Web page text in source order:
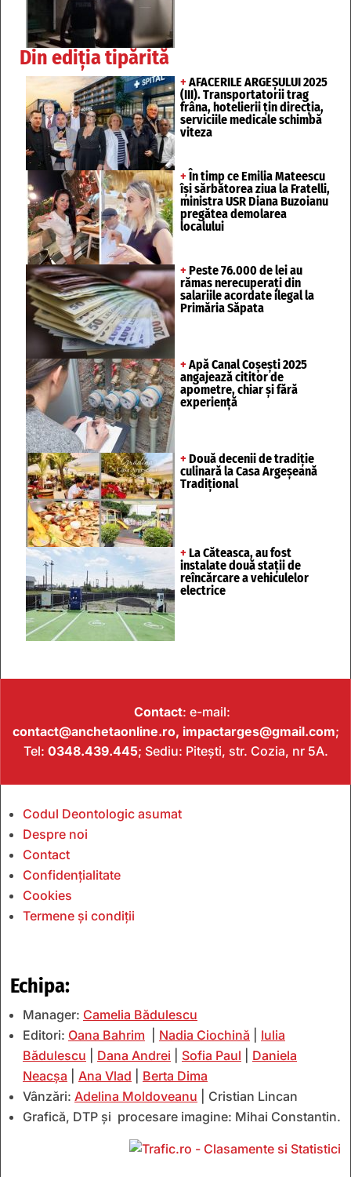
Din ediția tipărită
+ AFACERILE ARGEȘULUI 2025
(III). Transportatorii trag
frâna, hotelierii țin direcția,
serviciile medicale schimbă
viteza
+ În timp ce Emilia Mateescu
își sărbătorea ziua la Fratelli,
ministra USR Diana Buzoianu
pregătea demolarea
localului
+ Peste 76.000 de lei au
rămas nerecuperați din
salariile acordate ilegal la
Primăria Săpata
+ Apă Canal Coșești 2025
angajează cititor de
apometre, chiar și fără
experiență
+ Două decenii de tradiție
culinară la Casa Argeșeană
Tradițional
+ La Căteasca, au fost
instalate două stații de
reîncărcare a vehiculelor
electrice
Contact: e-mail:
contact@anchetaonline.ro, impactarges@gmail.com;
Tel: 0348.439.445; Sediu: Pitești, str. Cozia, nr 5A.
Codul Deontologic asumat
Despre noi
Contact
Confidențialitate
Cookies
Termene și condiții
Echipa:
Manager: Camelia Bădulescu
Editori: Oana Bahrim Nadia Ciochină
Iulia
Bădulescu
Dana Andrei Sofia Paul
Daniela
Neacșa
Ana Vlad
Berta Dima
Vânzări: Adelina Moldoveanu | Cristian Lincan
Grafică, DTP și procesare imagine: Mihai Constantin.